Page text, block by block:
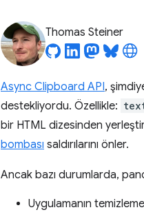
Thomas Steiner
Async Clipboard API,
destekliyordu. Özellikle:
bir HTML dizesinden
bombası saldırılarını önler.
Ancak bazı durumlarda,
Uygulamanın